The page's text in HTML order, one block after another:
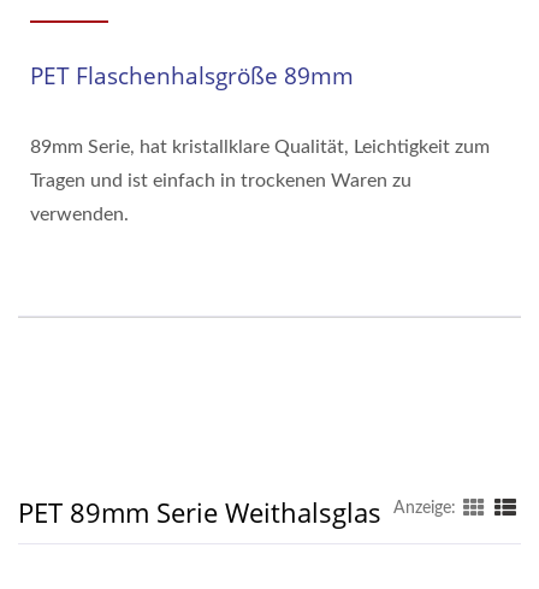
PET Flaschenhalsgröße 89mm
89mm Serie, hat kristallklare Qualität, Leichtigkeit zum
Tragen und ist einfach in trockenen Waren zu
verwenden.
PET 89mm Serie Weithalsglas Anzeige: